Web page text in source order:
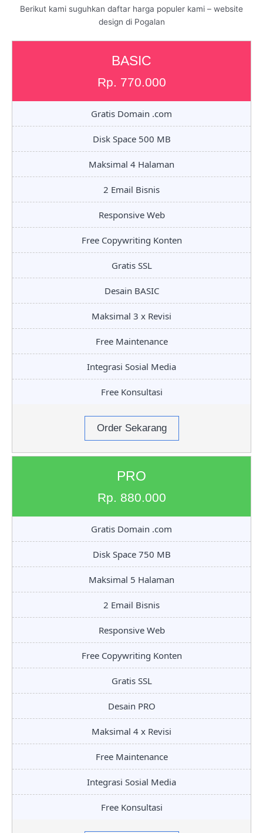
Berikut kami suguhkan daftar harga populer kami – website
design di Pogalan
BASIC
Rp. 770.000
Gratis Domain .com
Disk Space 500 MB
Maksimal 4 Halaman
2 Email Bisnis
Responsive Web
Free Copywriting Konten
Gratis SSL
Desain BASIC
Maksimal 3 x Revisi
Free Maintenance
Integrasi Sosial Media
Free Konsultasi
Order Sekarang
PRO
Rp. 880.000
Gratis Domain .com
Disk Space 750 MB
Maksimal 5 Halaman
2 Email Bisnis
Responsive Web
Free Copywriting Konten
Gratis SSL
Desain PRO
Maksimal 4 x Revisi
Free Maintenance
Integrasi Sosial Media
Free Konsultasi